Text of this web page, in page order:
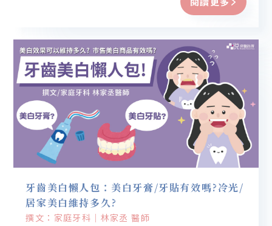
牙齒美白懶人包：美白牙膏/牙貼有效嗎?冷光/
居家美白維持多久?
撰文：家庭牙科｜林家丞 醫師